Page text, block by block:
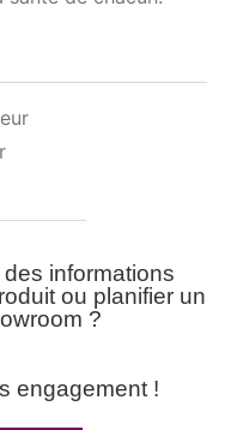
informations
ou planifier un
?
engagement !